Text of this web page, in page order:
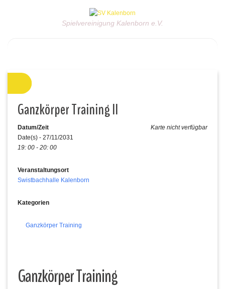
Spielvereinigung Kalenborn e.V.
Ganzkörper Training II
Karte nicht verfügbar
Datum/Zeit
Date(s) - 27/11/2031
19: 00 - 20: 00
Veranstaltungsort
Swistbachhalle Kalenborn
Kategorien
Ganzkörper Training
Ganzkörper Training